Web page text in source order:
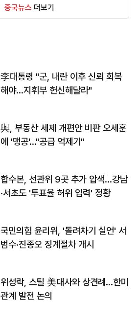
중국뉴스 더보기
李대통령 "군, 내란 이후 신뢰 회복
해야…지휘부 헌신해달라"
與, 부동산 세제 개편안 비판 오세훈
에 '맹공'…"공급 억제기"
합수본, 선관위 9곳 추가 압색…강남
·서초도 '투표율 허위 입력' 정황
국민의힘 윤리위, '돌려차기 실언' 서
범수·진종오 징계절차 개시
위성락, 스틸 美대사와 상견례…한미
관계 발전 논의